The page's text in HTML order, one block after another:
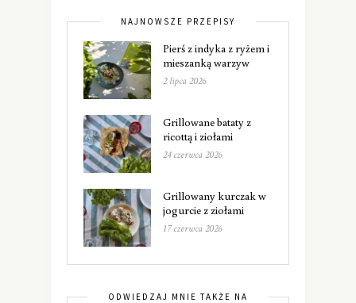
NAJNOWSZE PRZEPISY
Pierś z indyka z ryżem i
mieszanką warzyw
2 lipca 2026
Grillowane bataty z
ricottą i ziołami
24 czerwca 2026
Grillowany kurczak w
jogurcie z ziołami
17 czerwca 2026
ODWIEDZAJ MNIE TAKŻE NA